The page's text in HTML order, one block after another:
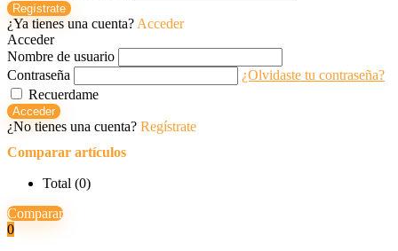
Regístrate
¿Ya tienes una cuenta? Acceder
Acceder
Nombre de usuario
Contraseña
¿Olvidaste tu contraseña?
Recuerdame
Acceder
¿No tienes una cuenta? Regístrate
Comparar artículos
Total (0)
Comparar
0